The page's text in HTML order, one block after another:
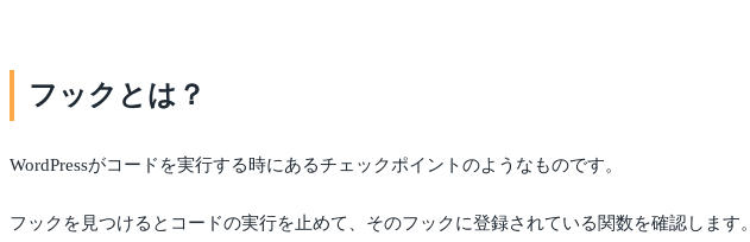
フックとは？
WordPressがコードを実行する時にあるチェックポイントのようなものです。
フックを見つけるとコードの実行を止めて、そのフックに登録されている関数を確認します。